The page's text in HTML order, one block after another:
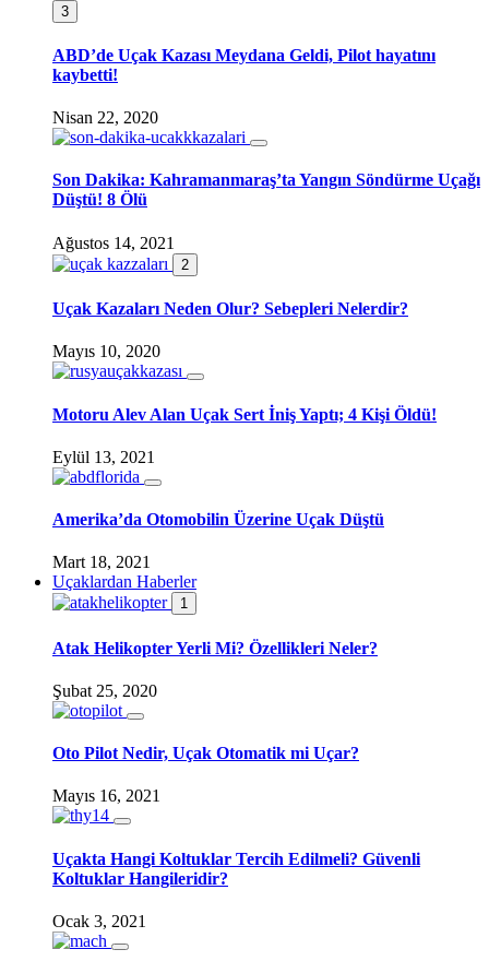
3
ABD’de Uçak Kazası Meydana Geldi, Pilot hayatını
kaybetti!
Nisan 22, 2020
Son Dakika: Kahramanmaraş’ta Yangın Söndürme Uçağı
Düştü! 8 Ölü
Ağustos 14, 2021
2
Uçak Kazaları Neden Olur? Sebepleri Nelerdir?
Mayıs 10, 2020
Motoru Alev Alan Uçak Sert İniş Yaptı; 4 Kişi Öldü!
Eylül 13, 2021
Amerika’da Otomobilin Üzerine Uçak Düştü
Mart 18, 2021
Uçaklardan Haberler
1
Atak Helikopter Yerli Mi? Özellikleri Neler?
Şubat 25, 2020
Oto Pilot Nedir, Uçak Otomatik mi Uçar?
Mayıs 16, 2021
Uçakta Hangi Koltuklar Tercih Edilmeli? Güvenli
Koltuklar Hangileridir?
Ocak 3, 2021